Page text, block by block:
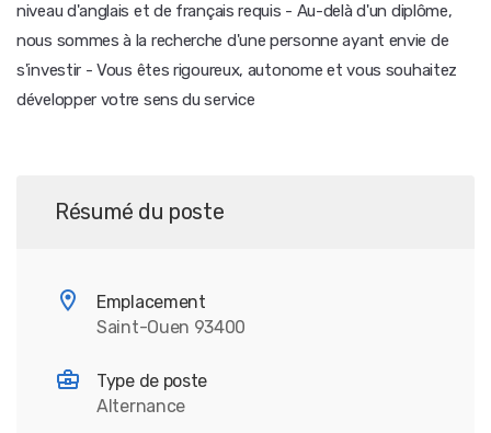
niveau d'anglais et de français requis - Au-delà d'un diplôme,
nous sommes à la recherche d'une personne ayant envie de
s'investir - Vous êtes rigoureux, autonome et vous souhaitez
développer votre sens du service
Résumé du poste
Emplacement
Saint-Ouen 93400
Type de poste
Alternance